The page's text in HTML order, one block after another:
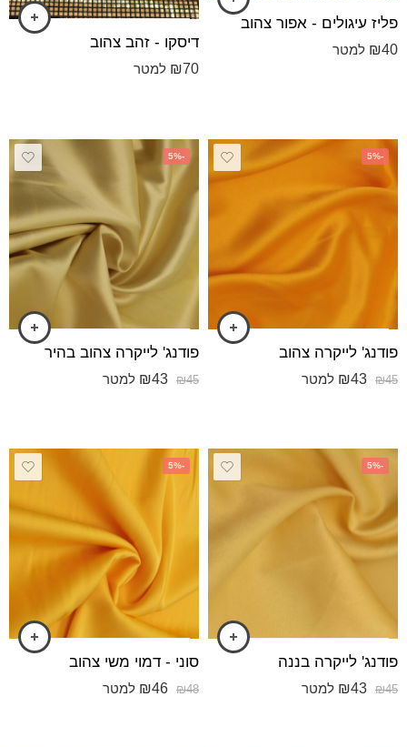
פליז עיגולים - אפור צהוב
₪40 למטר דיסקו - זהב צהוב
₪70 למטר
-5%
פודנג' לייקרה צהוב
₪45
₪43 למטר
-5%
פודנג' לייקרה צהוב בהיר
₪45
₪43 למטר
-5%
פודנג' לייקרה בננה
₪45
₪43 למטר
-5%
סוני - דמוי משי צהוב
₪48
₪46 למטר